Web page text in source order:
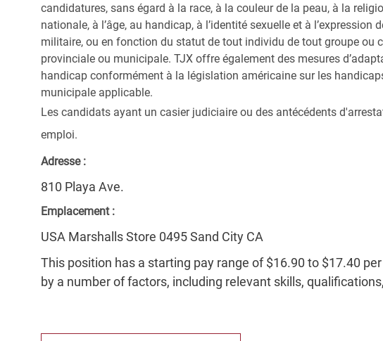
candidatures, sans égard à la race, à la couleur de la peau, à la
nationale, à l’âge, au handicap, à l’identité sexuelle et à l’expression
militaire, ou en fonction du statut de tout individu de tout groupe ou
provinciale ou municipale. TJX offre également des mesures
handicap conformément à la législation américaine sur les
municipale applicable.
Les candidats ayant un casier judiciaire ou des antécédents
emploi.
Adresse :
810 Playa Ave.
Emplacement :
USA Marshalls Store 0495 Sand City CA
This position has a starting pay range of $16.90 to $17.40
by a number of factors, including relevant skills,